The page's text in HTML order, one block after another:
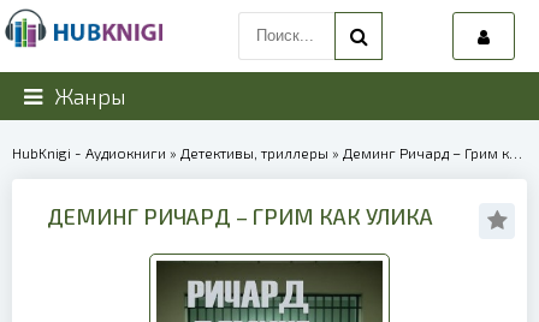
Жанры
HubKnigi - Аудиокниги » Детективы, триллеры » Деминг Ричард – Грим как улика | 40307
ДЕМИНГ РИЧАРД – ГРИМ КАК УЛИКА